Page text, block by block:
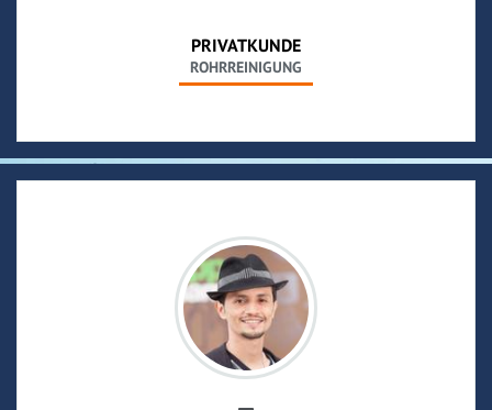
PRIVATKUNDE
ROHRREINIGUNG